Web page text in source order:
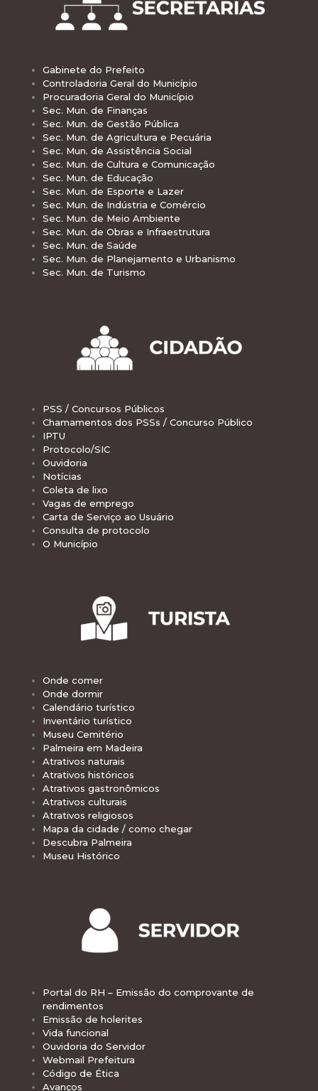
Gabinete do Prefeito
Controladoria Geral do Município
Procuradoria Geral do Município
Sec. Mun. de Finanças
Sec. Mun. de Gestão Pública
Sec. Mun. de Agricultura e Pecuária
Sec. Mun. de Assistência Social
Sec. Mun. de Cultura e Comunicação
Sec. Mun. de Educação
Sec. Mun. de Esporte e Lazer
Sec. Mun. de Indústria e Comércio
Sec. Mun. de Meio Ambiente
Sec. Mun. de Obras e Infraestrutura
Sec. Mun. de Saúde
Sec. Mun. de Planejamento e Urbanismo
Sec. Mun. de Turismo
PSS / Concursos Públicos
Chamamentos dos PSSs / Concurso Público
IPTU
Protocolo/SIC
Ouvidoria
Notícias
Coleta de lixo
Vagas de emprego
Carta de Serviço ao Usuário
Consulta de protocolo
O Município
Onde comer
Onde dormir
Calendário turístico
Inventário turístico
Museu Cemitério
Palmeira em Madeira
Atrativos naturais
Atrativos históricos
Atrativos gastronômicos
Atrativos culturais
Atrativos religiosos
Mapa da cidade / como chegar
Descubra Palmeira
Museu Histórico
Portal do RH – Emissão do comprovante de
rendimentos
Emissão de holerites
Vida funcional
Ouvidoria do Servidor
Webmail Prefeitura
Código de Ética
Avanços